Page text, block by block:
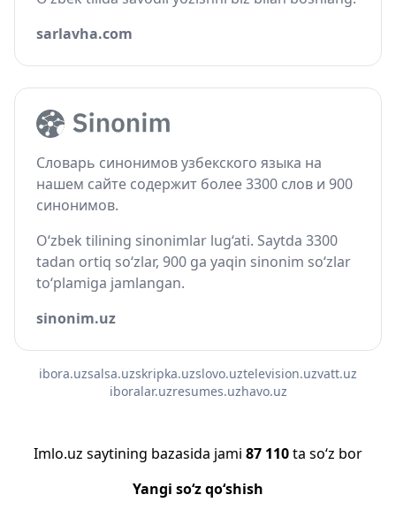
sarlavha.com
Словарь синонимов узбекского языка на
нашем сайте содержит более 3300 слов и 900
синонимов.
O‘zbek tilining sinonimlar lug‘ati. Saytda 3300
tadan ortiq so‘zlar, 900 ga yaqin sinonim so‘zlar
to‘plamiga jamlangan.
sinonim.uz
ibora.uzsalsa.uzskripka.uzslovo.uztelevision.uzvatt.uz
iboralar.uzresumes.uzhavo.uz
Imlo.uz saytining bazasida jami 87 110ta so‘z bor
Yangi so‘z qo‘shish